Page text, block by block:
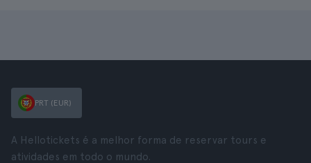
PRT (EUR)
A Hellotickets é a melhor forma de reservar tours e
atividades em todo o mundo.